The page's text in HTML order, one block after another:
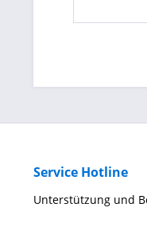
Service Hotline
Unterstützung und